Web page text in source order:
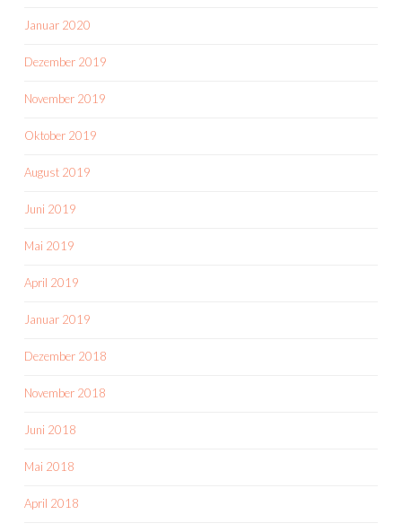
Januar 2020
Dezember 2019
November 2019
Oktober 2019
August 2019
Juni 2019
Mai 2019
April 2019
Januar 2019
Dezember 2018
November 2018
Juni 2018
Mai 2018
April 2018